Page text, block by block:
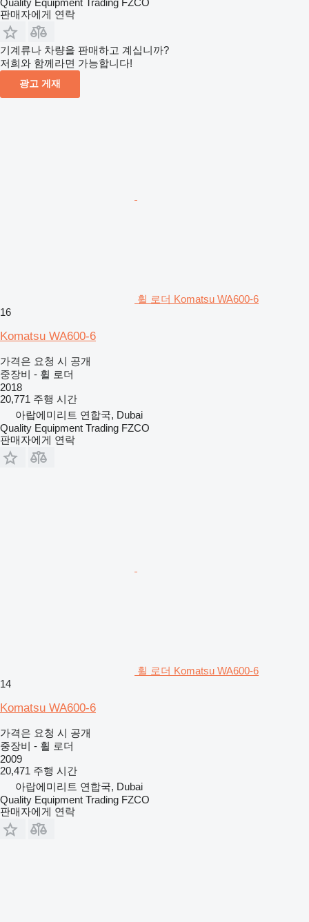
Quality Equipment Trading FZCO
판매자에게 연락
기계류나 차량을 판매하고 계십니까?
저희와 함께라면 가능합니다!
광고 게재
휠 로더 Komatsu WA600-6
16
Komatsu WA600-6
가격은 요청 시 공개
중장비 - 휠 로더
2018
20,771 주행 시간
아랍에미리트 연합국, Dubai
Quality Equipment Trading FZCO
판매자에게 연락
휠 로더 Komatsu WA600-6
14
Komatsu WA600-6
가격은 요청 시 공개
중장비 - 휠 로더
2009
20,471 주행 시간
아랍에미리트 연합국, Dubai
Quality Equipment Trading FZCO
판매자에게 연락